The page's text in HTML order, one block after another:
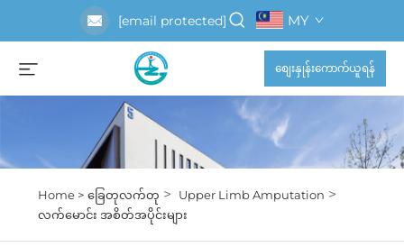
[email protected] MY
စျေးနှုန်းကောက်ယူရန်
Home > ခြေတုလက်တု > Upper Limb Amputation >
လက်မောင်း အစိတ်အပိုင်းများ